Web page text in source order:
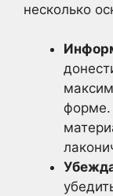
несколько
форме.